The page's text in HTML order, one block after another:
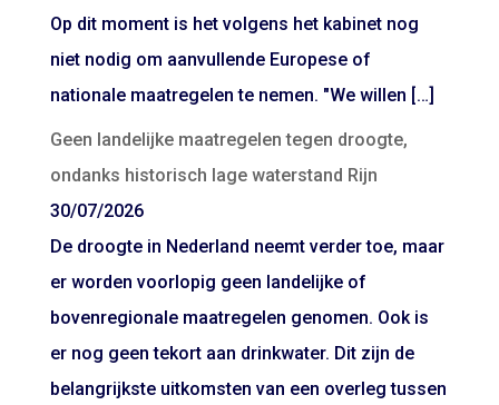
Op dit moment is het volgens het kabinet nog
niet nodig om aanvullende Europese of
nationale maatregelen te nemen. "We willen […]
Geen landelijke maatregelen tegen droogte,
ondanks historisch lage waterstand Rijn
30/07/2026
De droogte in Nederland neemt verder toe, maar
er worden voorlopig geen landelijke of
bovenregionale maatregelen genomen. Ook is
er nog geen tekort aan drinkwater. Dit zijn de
belangrijkste uitkomsten van een overleg tussen